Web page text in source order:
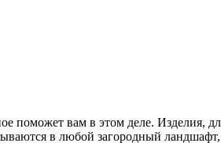
поможет вам в этом деле. Изделия,
в любой загородный